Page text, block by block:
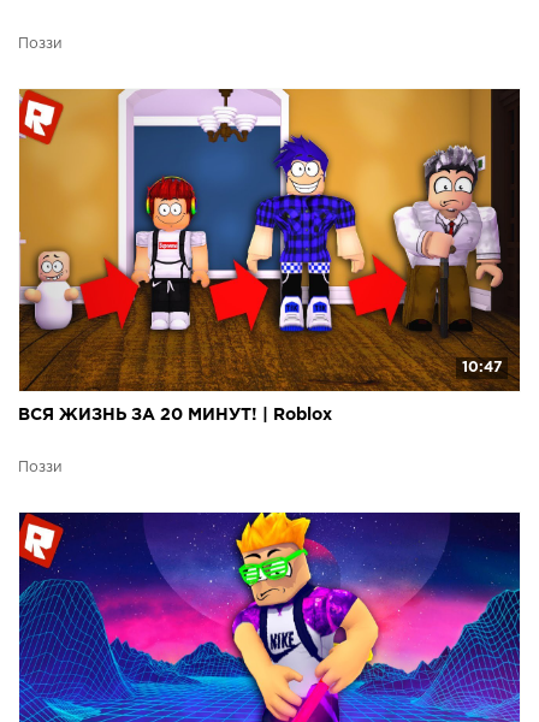
Поззи
10:47
ВСЯ ЖИЗНЬ ЗА 20 МИНУТ! | Roblox
Поззи